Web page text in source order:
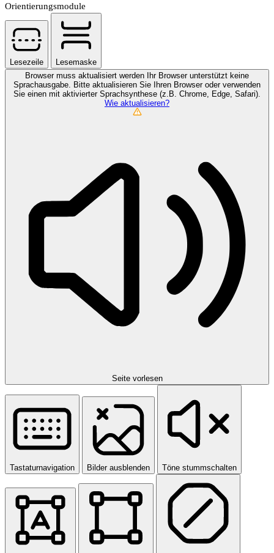
Orientierungsmodule
Lesezeile
Lesemaske
Browser muss aktualisiert werden
Ihr Browser unterstützt keine
Sprachausgabe. Bitte aktualisieren Sie Ihren Browser oder verwenden
Sie einen mit aktivierter Sprachsynthese (z.B. Chrome, Edge, Safari).
Wie aktualisieren?
Seite vorlesen
Tastaturnavigation Bilder ausblenden Töne stummschalten